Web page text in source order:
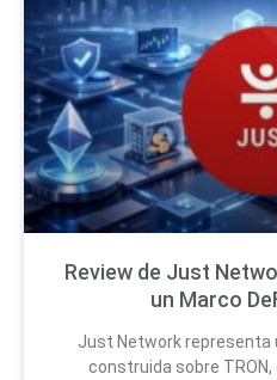
Review de Just
un Marco
Just Network representa
construida sobre